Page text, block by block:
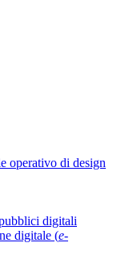
operativo di design
digitali
digitale (e-